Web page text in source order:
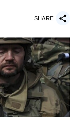
SHARE